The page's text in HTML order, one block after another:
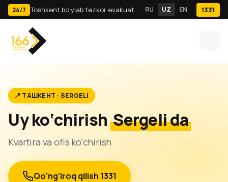
24/7 Toshkent bo‘ylab tezkor evakuator va yuk tashish · 24/7 RU UZ EN 1331
📍 ТАШКЕНТ · SERGELI
Uy ko‘chirishSergeli da
Kvartira va ofis ko‘chirish
Qo‘ng‘iroq qilish 1331